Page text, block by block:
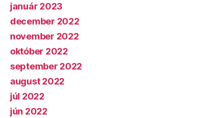
január 2023
december 2022
november 2022
október 2022
september 2022
august 2022
júl 2022
jún 2022